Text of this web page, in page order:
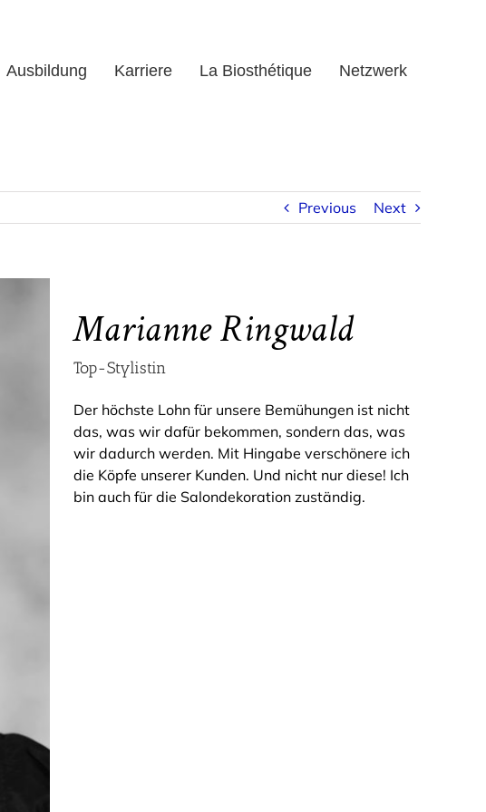
Ausbildung Karriere La Biosthétique Netzwerk
Previous Next
Marianne Ringwald
Top-Stylistin
Der höchste Lohn für unsere Bemühungen ist nicht
das, was wir dafür bekommen, sondern das, was
wir dadurch werden. Mit Hingabe verschönere ich
die Köpfe unserer Kunden. Und nicht nur diese! Ich
bin auch für die Salondekoration zuständig.